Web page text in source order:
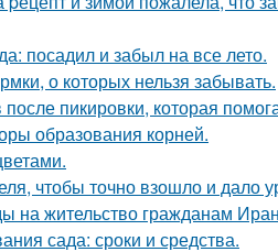
посадил и забыл на все лето.
о которых нельзя забывать.
пикировки, которая
образования корней.
чтобы точно взошло и дало
на жительство гражданам
сада: сроки и средства.